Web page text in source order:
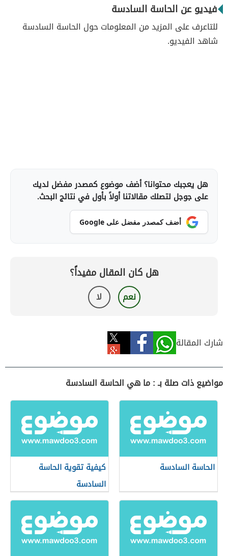
فيديو عن الحاسة السادسة
للتاعرف على المزيد من المعلومات حول الحاسة السادسة
شاهد الفيديو.
هل يعجبك محتوانا؟ أضف موضوع كمصدر مفضل لديك
على جوجل لتصلك مقالاتنا أولاً بأول في نتائج البحث.
أضف كمصدر مفضل على Google
هل كان المقال مفيداً؟
نعم لا
شارك المقالة
مواضيع ذات صلة بـ : ما هي الحاسة السادسة
الحاسة السادسة
كيفية تقوية الحاسة
السادسة